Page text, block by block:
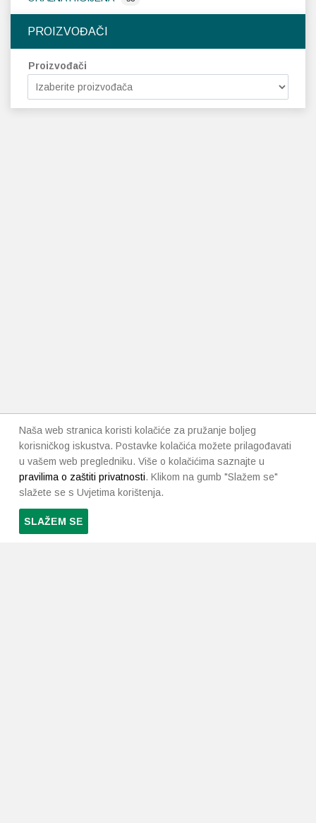
PROIZVOĐAČI
Proizvođači
Naša web stranica koristi kolačiće za pružanje boljeg
korisničkog iskustva. Postavke kolačića možete prilagođavati
u vašem web pregledniku. Više o kolačićima saznajte u
pravilima o zaštiti privatnosti. Klikom na gumb "Slažem se"
slažete se s Uvjetima korištenja.
SLAŽEM SE